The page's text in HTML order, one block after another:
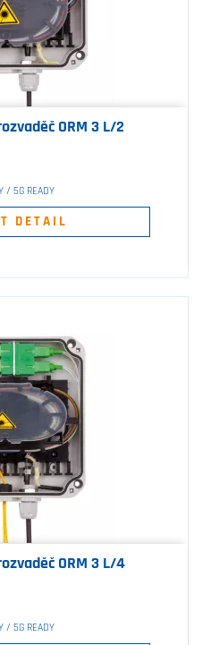
ORM 3 L/2
/ 5G READY
DETAIL
ORM 3 L/4
/ 5G READY